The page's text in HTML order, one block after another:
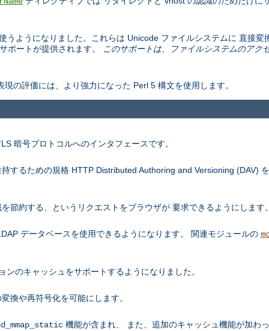
ようになりました。これらは Unicode ファイルシステムに 直接変
ポートが提供されます。
このサポートは、ファイルシステムのアク
現の評価には、より強力になった Perl 5 構文を使用します。
暗号プロトコルへのインタフェースです。
するための規格 HTTP Distributed Authoring and Versioning (DAV)
約する、というリクエストをブラウザが 要求できるようにします。
データベースを使用できるようになります。 関連モジュールの
のキャッシュをサポートするようになりました。
換や再符号化を可能にします。
機能が含まれ、 また、追加のキャッシュ機能が加わっ